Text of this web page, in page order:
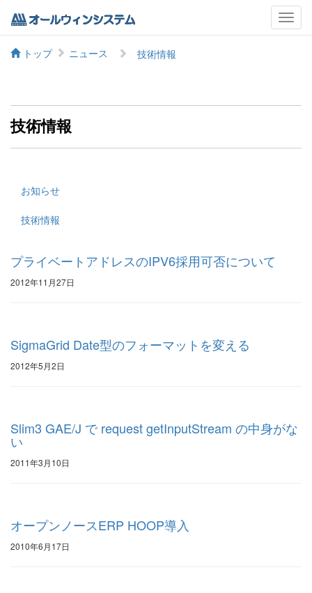
メ
ニ
トップ ニュース 技術情報
技術情報
お知らせ
技術情報
プライベートアドレスのIPV6採用可否について
2012年11月27日
SigmaGrid Date型のフォーマットを変える
2012年5月2日
Slim3 GAE/J で request getInputStream の中身がな
い
2011年3月10日
オープンノースERP HOOP導入
2010年6月17日